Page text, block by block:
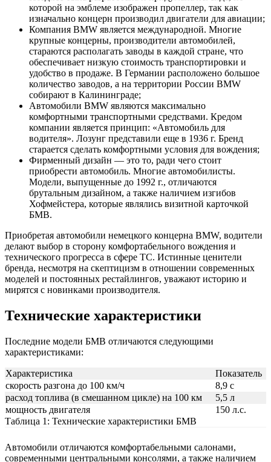
которой на эмблеме изображен пропеллер, так как
изначально концерн производил двигатели для авиации;
Компания BMW является международной. Многие
крупные концерны, производители автомобилей,
стараются располагать заводы в каждой стране, что
обеспечивает низкую стоимость транспортировки и
удобство в продаже. В Германии расположено большое
количество заводов, а на территории России BMW
собирают в Калининграде;
Автомобили BMW являются максимально
комфортными транспортными средствами. Кредом
компании является принцип: «Автомобиль для
водителя». Лозунг представили еще в 1936 г. Бренд
старается сделать комфортными условия для вождения;
Фирменный дизайн — это то, ради чего стоит
приобрести автомобиль. Многие автомобилисты.
Модели, выпущенные до 1992 г., отличаются
брутальным дизайном, а также наличием изгибов
Хофмейстера, которые являлись визитной карточкой
БМВ.
Приобретая автомобили немецкого концерна BMW, водители
делают выбор в сторону комфортабельного вождения и
технического прогресса в сфере ТС. Истинные ценители
бренда, несмотря на скептицизм в отношении современных
моделей и постоянных рестайлингов, уважают историю и
мирятся с новинками производителя.
Технические характеристики
Последние модели БМВ отличаются следующими
характеристиками:
Характеристика
Показатель
скорость разгона до 100 км/ч
8,9 с
расход топлива (в смешанном цикле) на 100 км
5,5 л
мощность двигателя
150 л.с.
Таблица 1: Технические характеристики БМВ
Автомобили отличаются комфортабельными салонами,
современными центральными консолями, а также наличием